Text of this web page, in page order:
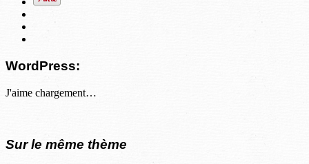
WordPress:
J'aime chargement…
Sur le même thème